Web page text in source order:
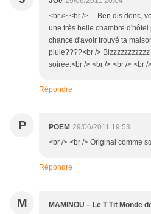
<br /> <br /> Ben dis donc,
une très belle chambre
chance d'avoir trouvé ta
pluie????<br />
soirée.<br /> <br /> <br /> <br /
Répondre
P POEM 29/06/2011 19:53
<br /> <br /> Original comme
Répondre
M MAMINOU – Le T Tit Monde